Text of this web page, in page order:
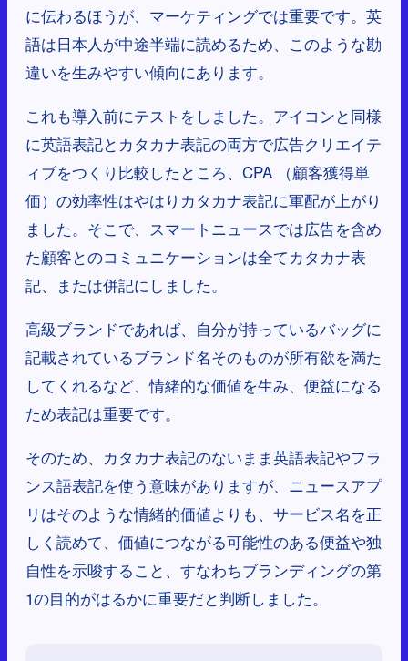
に伝わるほうが、マーケティングでは重要です。英
語は日本人が中途半端に読めるため、このような勘
違いを生みやすい傾向にあります。
これも導入前にテストをしました。アイコンと同様
に英語表記とカタカナ表記の両方で広告クリエイテ
ィブをつくり比較したところ、CPA （顧客獲得単
価）の効率性はやはりカタカナ表記に軍配が上がり
ました。そこで、スマートニュースでは広告を含め
た顧客とのコミュニケーションは全てカタカナ表
記、または併記にしました。
高級ブランドであれば、自分が持っているバッグに
記載されているブランド名そのものが所有欲を満た
してくれるなど、情緒的な価値を生み、便益になる
ため表記は重要です。
そのため、カタカナ表記のないまま英語表記やフラ
ンス語表記を使う意味がありますが、ニュースアプ
リはそのような情緒的価値よりも、サービス名を正
しく読めて、価値につながる可能性のある便益や独
自性を示唆すること、すなわちブランディングの第
1の目的がはるかに重要だと判断しました。